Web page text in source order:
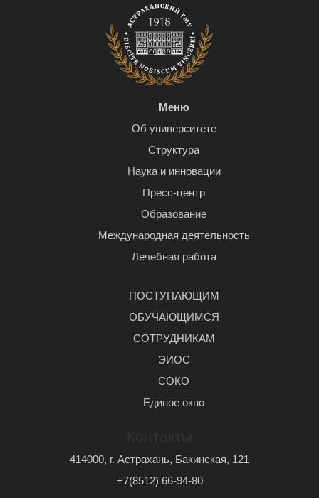
Меню
Об университете
Структура
Наука и инновации
Пресс-центр
Образование
Международная деятельность
Лечебная работа
ПОСТУПАЮЩИМ
ОБУЧАЮЩИМСЯ
СОТРУДНИКАМ
ЭИОС
СОКО
Единое окно
414000, г. Астрахань, Бакинская, 121
+7(8512) 66-94-80